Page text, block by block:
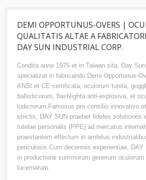
DEMI OPPORTUNUS-OVERS |
QUALITATIS ALTAE A
DAY SUN INDUSTRIAL CORP.
Condita anno 1975 et in Taiwan sita, Day
specializat in fabricando Demi Opportunus-
ANSI et CE certificata, oculorum tutela,
ballisticorum, flashlighta anti-explosiva, et
ludicrorum.Famosus pro consilio innovativo
strictis, DAY SUN praebet fideles solutiones
tutelae personalis (PPE) ad mercatus
praestantem effectum in ambitus
periculosis.Cum decenniis experientiae, DAY
in productione summorum generum
lucernarum.